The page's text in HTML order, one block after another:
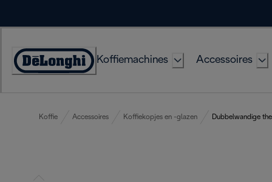
Accessibility
Koffiemachines Accessoires
Koffie Accessoires Koffiekopjes en -glazen Dubbelwandige